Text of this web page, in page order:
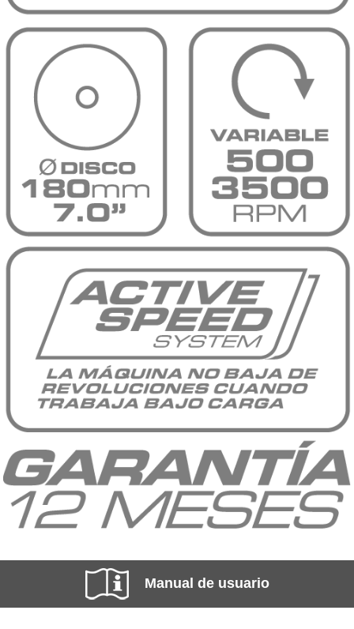
Manual de usuario